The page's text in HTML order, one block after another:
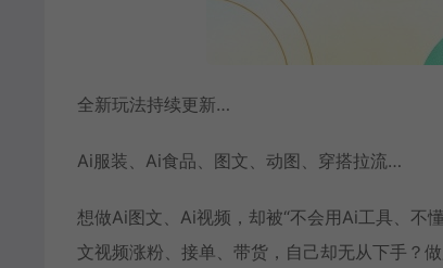
全新玩法持续更新…
Ai服装、Ai食品、图文、动图、穿搭拉流…
想做Ai图文、Ai视频，却被“不会用Ai工具、不
文视频涨粉、接单、带货，自己却无从下手？